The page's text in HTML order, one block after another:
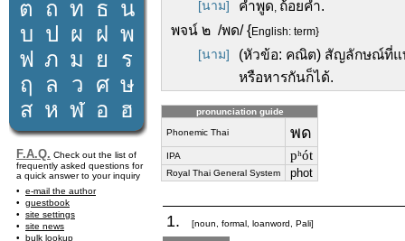
ต ถ ท ธ น
บ ป ผ ฝ พ
ฟ ภ ม ย
ร
ฤ
ล ว ศ ษ
ส ห ฬ อ ฮ
F.A.Q. Check out the list of
frequently asked questions for
a quick answer to your inquiry
e-mail the author
guestbook
site settings
site news
bulk lookup
[นาม] คำพูด, ถ้อยคำ.
พจน์ ๒ /พด/ {English: term}
[นาม]
(หัวข้อ: คณิต) สัญลักษณ์ที่แ
หรือหารกันก็ได้.
pronunciation guide
Phonemic Thai พด
IPA pʰót
Royal Thai General System phot
1. [noun, formal, loanword, Pali]